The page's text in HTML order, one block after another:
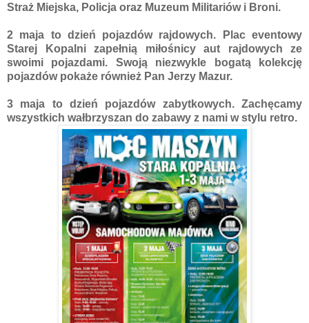
Straż Miejska, Policja oraz Muzeum Militariów i Broni.
2 maja to dzień pojazdów rajdowych. Plac eventowy
Starej Kopalni zapełnią miłośnicy aut rajdowych ze
swoimi pojazdami. Swoją niezwykle bogatą kolekcję
pojazdów pokaże również Pan Jerzy Mazur.
3 maja to dzień pojazdów zabytkowych. Zachęcamy
wszystkich wałbrzyszan do zabawy z nami w stylu retro.